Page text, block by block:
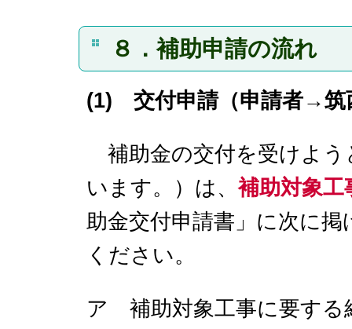
８．補助申請の流れ
(1) 交付申請（申請者→筑
補助金の交付を受けよう
います。）は、補助対象工
助金交付申請書」に次に
ください。
ア 補助対象工事に要する